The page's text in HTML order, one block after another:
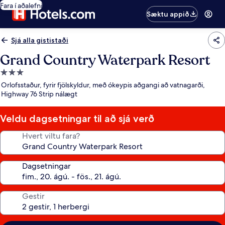
Fara í aðalefni
Sæktu appið
Sjá alla gististaði
Grand Country Waterpark Resort
3.0
stjörnu
gististaður
Orlofsstaður, fyrir fjölskyldur, með ókeypis aðgangi að vatnagarði,
Highway 76 Strip nálægt
Veldu dagsetningar til að sjá verð
Hvert viltu fara?
Dagsetningar
Gestir